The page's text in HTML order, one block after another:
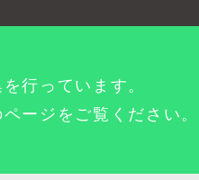
行っています。
ージをご覧ください。